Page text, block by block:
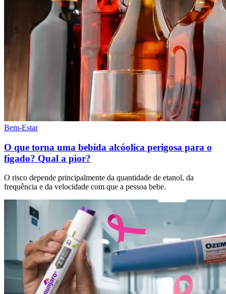
Bem-Estar
O que torna uma bebida alcóolica perigosa para o
fígado? Qual a pior?
O risco depende principalmente da quantidade de etanol, da
frequência e da velocidade com que a pessoa bebe.